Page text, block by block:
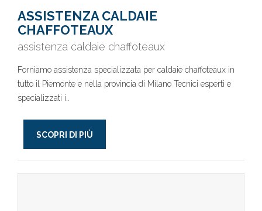
ASSISTENZA CALDAIE
CHAFFOTEAUX
assistenza caldaie chaffoteaux
Forniamo assistenza specializzata per caldaie chaffoteaux in
tutto il Piemonte e nella provincia di Milano Tecnici esperti e
specializzati i..
SCOPRI DI PIÙ